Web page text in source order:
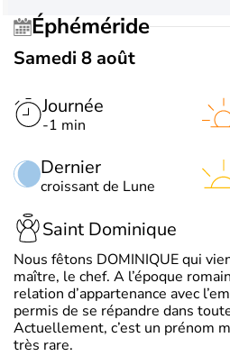
Éphéméride
Samedi 8 août
Journée
-1 min
Dernier
croissant de Lune
Saint Dominique
Nous fêtons DOMINIQUE qui
maître, le chef. A l’époque
relation d’appartenance avec
permis de se répandre dans
Actuellement, c’est un prénom
très rare.